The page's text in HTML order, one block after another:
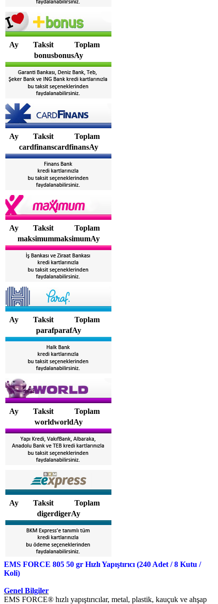
Ay Taksit
Toplam
bonusbonusAy
Ay Taksit
Toplam
cardfinanscardfinansAy
Ay Taksit
Toplam
maksimummaksimumAy
Ay Taksit
Toplam
parafparafAy
Ay Taksit
Toplam
worldworldAy
Ay Taksit
Toplam
digerdigerAy
EMS FORCE 805 50 gr Hızlı Yapıştırıcı (240 Adet / 8 Kutu /
Koli)
Genel Bilgiler
EMS FORCE® hızlı yapıştırıcılar, metal, plastik, kauçuk ve ahşap